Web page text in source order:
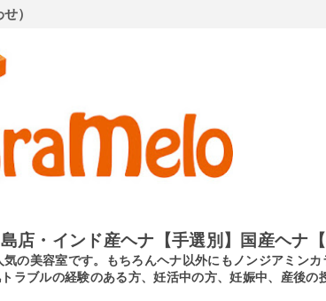
）
・インド産ヘナ【手選別】国産ヘナ【
美容室です。もちろんヘナ以外にもノンジアミン
ブルの経験のある方、妊活中の方、妊娠中、産後の